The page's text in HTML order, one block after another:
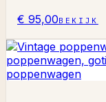
€ 95,00BEKIJK